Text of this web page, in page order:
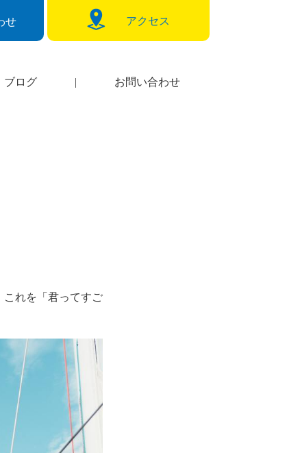
せ アクセス
ブログ | お問い合わせ
これを「君ってすご